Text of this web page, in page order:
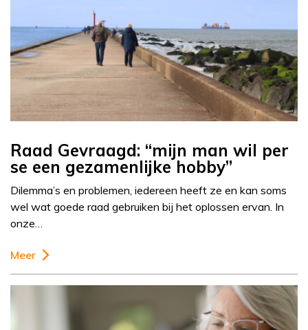
Raad Gevraagd: “mijn man wil per
se een gezamenlijke hobby”
Dilemma’s en problemen, iedereen heeft ze en kan soms
wel wat goede raad gebruiken bij het oplossen ervan. In
onze…
Meer